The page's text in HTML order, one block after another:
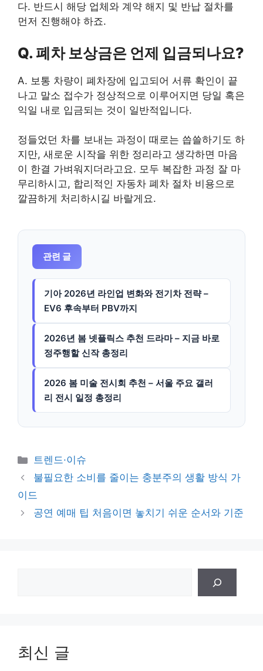
다. 반드시 해당 업체와 계약 해지 및 반납 절차를
먼저 진행해야 하죠.
Q. 폐차 보상금은 언제 입금되나요?
A. 보통 차량이 폐차장에 입고되어 서류 확인이 끝
나고 말소 접수가 정상적으로 이루어지면 당일 혹은
익일 내로 입금되는 것이 일반적입니다.
정들었던 차를 보내는 과정이 때로는 씁쓸하기도 하
지만, 새로운 시작을 위한 정리라고 생각하면 마음
이 한결 가벼워지더라고요. 모두 복잡한 과정 잘 마
무리하시고, 합리적인 자동차 폐차 절차 비용으로
깔끔하게 처리하시길 바랄게요.
관련 글
기아 2026년 라인업 변화와 전기차 전략 –
EV6 후속부터 PBV까지
2026년 봄 넷플릭스 추천 드라마 – 지금 바로
정주행할 신작 총정리
2026 봄 미술 전시회 추천 – 서울 주요 갤러
리 전시 일정 총정리
카
테
리
트렌드·이슈
불필요한 소비를 줄이는 충분주의 생활 방식 가
이드
공연 예매 팁 처음이면 놓치기 쉬운 순서와 기준
최신 글